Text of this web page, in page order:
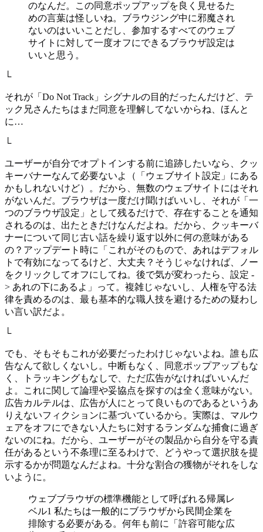
のなんだ。この同意ポップアップを良く見せるた
めの言葉は怪しいね。ブラウジング中に邪魔され
ないのはいいことだし、参加するすべてのウェブ
サイトに対して一度オフにできるブラウザ設定は
いいと思う。
└
それが「Do Not Track」シグナルの目的だったんだけど、テ
ック兄さんたちはまだ同意を理解してないからね、ほんと
に…
└
ユーザーが自分でオプトインする前に追跡したいなら、クッ
キーバナーなんて必要ないよ（「ウェブサイト設定」にある
かもしれないけど）。だから、無数のウェブサイトにはそれ
がないんだ。ブラウザは一度だけ聞けばいいし、それが「一
つのブラウザ設定」として残るだけで、存在することを通知
されるのは、出たときだけなんだよね。だから、クッキーバ
ナーについて同じ古い話を繰り返す以外に何の意味がある
の？アップデート時に「これがそのもので、あれはデフォル
トで有効になってるけど、大丈夫？そうじゃなければ、ノー
をクリックしてオフにしてね。後で気が変わったら、設定 -
> あれの下にあるよ」って。複雑じゃないし、人権を守る法
律を責めるのは、最も基本的な職人技を避けるための疑わし
い言い訳だよ。
└
でも、そもそもこれが必要だったわけじゃないよね。誰も広
告なんて欲しくないし。中断もなく、同意ポップアップもな
く、トラッキングもなしで、ただ広告がなければいいんだ
よ。これに関して論理や妥協点を探すのは全く意味がない。
広告カルテルは、広告が人にとって良いものであるというあ
りえないフィクションに基づいているから。実際は、マルウ
ェアをオフにできない人たちに対するランダムな捕食に過ぎ
ないのにね。だから、ユーザーがその製品から自分を守る責
任があるという不条理に至るわけで、どうやって選択肢を提
示するかが問題なんだよね。十分な割合の獲物がそれをしな
いように。
ウェブブラウザの標準機能として呼ばれる帰属レ
ベル1 私たちは一般的にブラウザから民間企業を
排除する必要がある。何年も前に「許容可能な広